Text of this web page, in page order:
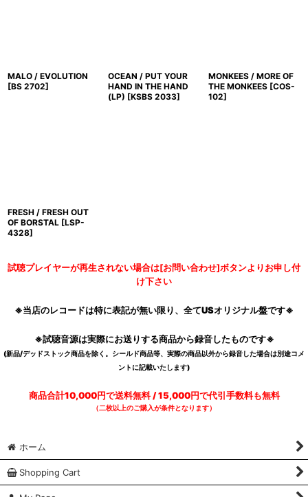
MALO / EVOLUTION
[BS 2702]
OCEAN / PUT YOUR
HAND IN THE HAND
(LP) [KSBS 2033]
MONKEES / MORE OF
THE MONKEES [COS-
102]
FRESH / FRESH OUT
OF BORSTAL [LSP-
4328]
試聴プレイヤーが再生されない場合は[お問い合わせ]ボタンよりお申し付
け下さい
※当店のレコードは特に表記が無い限り、全てUSオリジナル盤です※
※試聴音源は実際にお送りする商品から録音したものです※
(新品/デッドストック商品を除く。シールド商品等、実際の商品以外から録音した場合は別途コメ
ントに記載いたします)
商品合計10,000円で送料無料 / 15,000円で代引手数料も無料
（二枚以上のご購入が条件となります）
ホーム
Shopping Cart